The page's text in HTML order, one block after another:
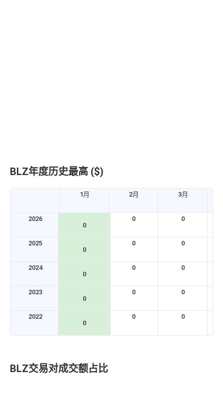
BLZ年度历史最高 ($)
1月 2月 3月
2026
0
0 0
2025
0
0 0
2024
0
0 0
2023
0
0 0
2022
0
0 0
BLZ交易对成交额占比